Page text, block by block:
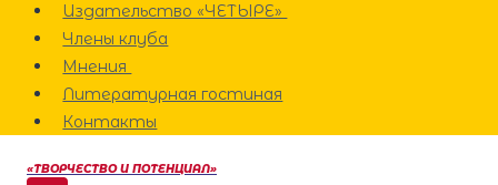
Издательство «ЧЕТЫРЕ»
Члены клуба
Мнения
Литературная гостиная
Контакты
«ТВОРЧЕСТВО И ПОТЕНЦИАЛ»